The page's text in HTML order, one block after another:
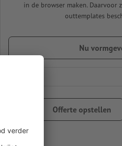
in de browser maken. Daarvoor
outtemplates
Nu
btw
Offerte opstellen